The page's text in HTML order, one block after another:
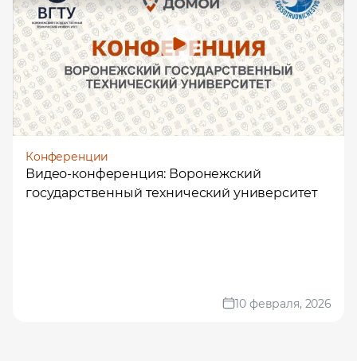
Конференции
Видео-конференция: Воронежский
государственный технический университет
10 февраля, 2026